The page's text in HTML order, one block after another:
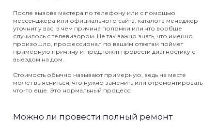
После вызова мастера по телефону или с помощью
мессенджера или официального сайта, каталога менеджер
уточнит у вас, в чем причина поломки или что вообще
случилось с телевизором. Не так важно знать, что именно
произошло, профессионал по вашим ответам поймет
примерную причину и предложит провести диагностику с
выездом на дом.
Стоимость обычно называют примерную, ведь на месте
может выясниться, что нужно заменить или отремонтировать
что-то еще. Это нормальный процесс.
Можно ли провести полный ремонт